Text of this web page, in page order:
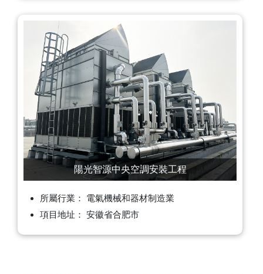
陽光智源中央空調安裝工程
所屬行業： 電氣機械和器材制造業
項目地址： 安徽省合肥市